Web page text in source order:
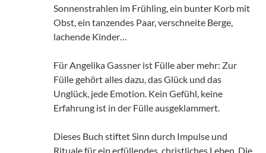
Sonnenstrahlen im Frühling, ein bunter Korb mit
Obst, ein tanzendes Paar, verschneite Berge,
lachende Kinder…
Für Angelika Gassner ist Fülle aber mehr: Zur
Fülle gehört alles dazu, das Glück und das
Unglück, jede Emotion. Kein Gefühl, keine
Erfahrung ist in der Fülle ausgeklammert.
Dieses Buch stiftet Sinn durch Impulse und
Rituale für ein erfüllendes, christliches Leben. Die